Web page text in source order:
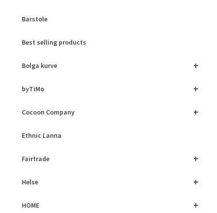
Barstole
Best selling products
+
Bolga kurve
+
byTiMo
+
Cocoon Company
Ethnic Lanna
+
Fairtrade
+
Helse
+
HOME